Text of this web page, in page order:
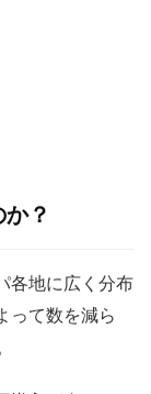
？
各地に広く分布
って数を減ら